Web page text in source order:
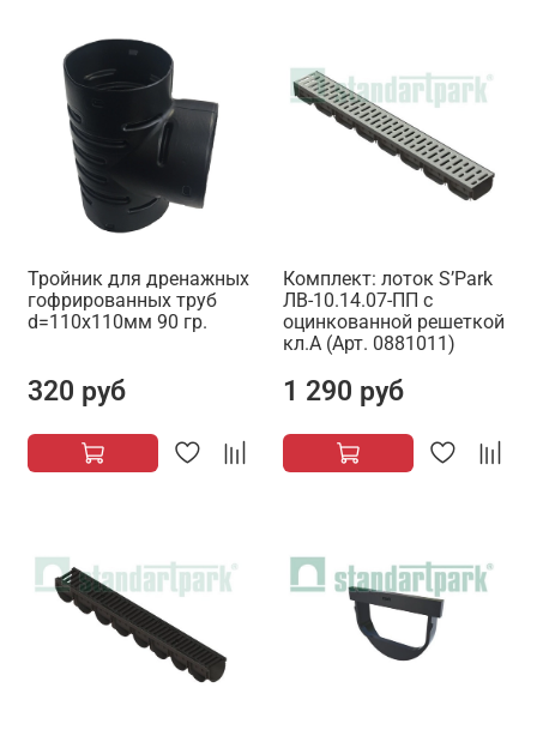
Тройник для дренажных
гофрированных труб
d=110х110мм 90 гр.
320 руб
Комплект: лоток S’Park
ЛВ-10.14.07-ПП с
оцинкованной решеткой
кл.А (Арт. 0881011)
1 290 руб